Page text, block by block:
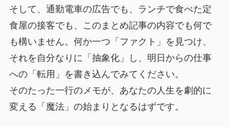
そして、通勤電車の広告でも、ランチで食べた定
食屋の接客でも、このまとめ記事の内容でも何で
も構いません。何か一つ「ファクト」を見つけ、
それを自分なりに「抽象化」し、明日からの仕事
への「転用」を書き込んでみてください。
そのたった一行のメモが、あなたの人生を劇的に
変える「魔法」の始まりとなるはずです。